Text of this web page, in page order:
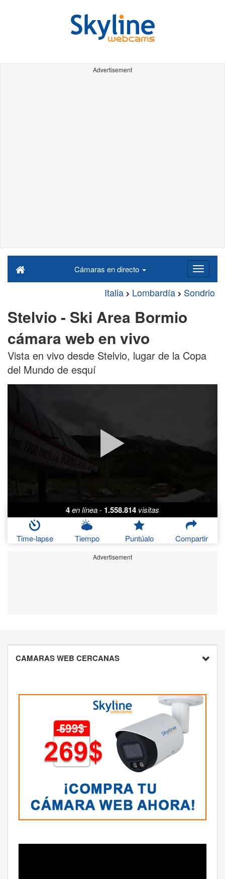
Advertisement
Cámaras en directo
Italia Lombardía Sondrio
Stelvio - Ski Area Bormio
cámara web en vivo
Vista en vivo desde Stelvio, lugar de la Copa
del Mundo de esquí
4en línea- 1.558.814 visitas
Time-lapse Tiempo Puntúalo Compartir
Advertisement
CAMARAS WEB CERCANAS